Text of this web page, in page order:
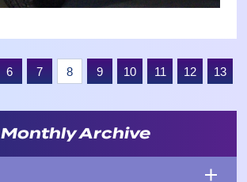
6 7 8 9 10 11 12 13
Monthly Archive